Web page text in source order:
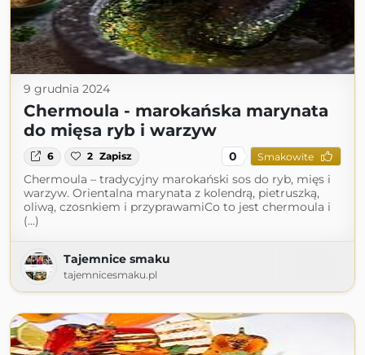
9 grudnia 2024
Chermoula - marokańska marynata
do mięsa ryb i warzyw
6 2 Zapisz 0 Smakowite
Chermoula – tradycyjny marokański sos do ryb, mięs i
warzyw. Orientalna marynata z kolendrą, pietruszką,
oliwą, czosnkiem i przyprawamiCo to jest chermoula i
(...)
Tajemnice smaku
tajemnicesmaku.pl